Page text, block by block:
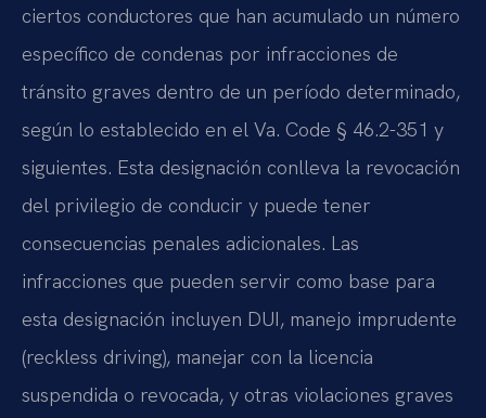
ciertos conductores que han acumulado un número
específico de condenas por infracciones de
tránsito graves dentro de un período determinado,
según lo establecido en el Va. Code § 46.2-351 y
siguientes. Esta designación conlleva la revocación
del privilegio de conducir y puede tener
consecuencias penales adicionales. Las
infracciones que pueden servir como base para
esta designación incluyen DUI, manejo imprudente
(reckless driving), manejar con la licencia
suspendida o revocada, y otras violaciones graves